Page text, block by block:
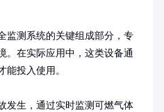
监测系统的关键组成部分，专
。在实际应用中，这类设备通
能投入使用。
发生，通过实时监测可燃气体